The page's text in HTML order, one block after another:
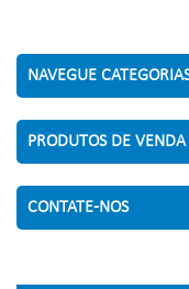
NAVEGUE
PRODUTOS DE
CONTATE-NOS